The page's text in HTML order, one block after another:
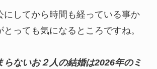
にしてから時間も経っている事か
とっても気になるところですね。
らないお２人の結婚は2026年のミ